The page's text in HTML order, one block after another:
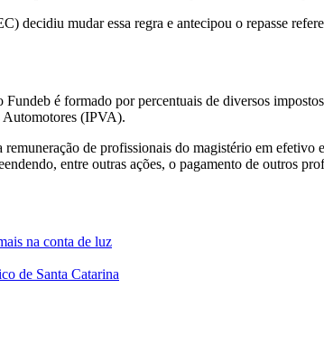
decidiu mudar essa regra e antecipou o repasse
é formado por percentuais de diversos
Automotores (IPVA).
de profissionais do magistério em
entre outras ações, o pagamento de outros
na conta de luz
de Santa Catarina